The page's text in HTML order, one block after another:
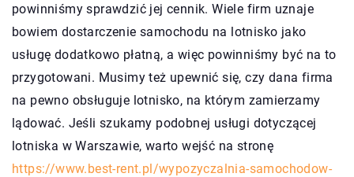
powinniśmy sprawdzić jej cennik. Wiele firm uznaje
bowiem dostarczenie samochodu na lotnisko jako
usługę dodatkowo płatną, a więc powinniśmy być na to
przygotowani. Musimy też upewnić się, czy dana firma
na pewno obsługuje lotnisko, na którym zamierzamy
lądować. Jeśli szukamy podobnej usługi dotyczącej
lotniska w Warszawie, warto wejść na stronę
https://www.best-rent.pl/wypozyczalnia-samochodow-